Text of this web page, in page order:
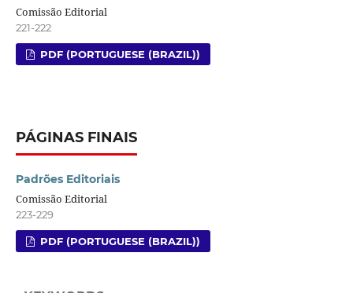
Comissão Editorial
221-222
PDF (PORTUGUESE (BRAZIL))
PÁGINAS FINAIS
Padrões Editoriais
Comissão Editorial
223-229
PDF (PORTUGUESE (BRAZIL))